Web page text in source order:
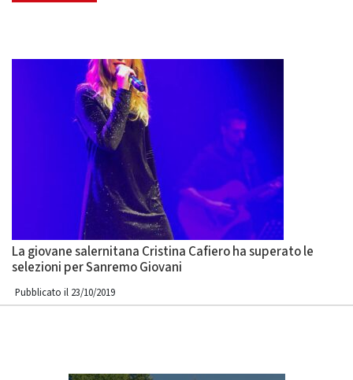
La giovane salernitana Cristina Cafiero ha superato le
selezioni per Sanremo Giovani
Pubblicato il 23/10/2019